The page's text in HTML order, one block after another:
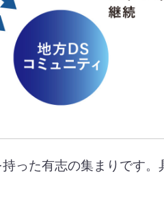
った有志の集まりです。